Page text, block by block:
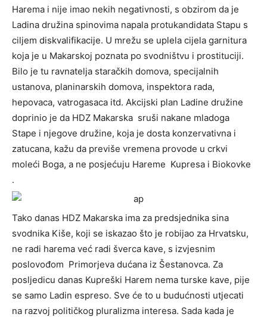
Harema i nije imao nekih negativnosti, s obzirom da je
Ladina družina spinovima napala protukandidata Stapu s
ciljem diskvalifikacije. U mrežu se uplela cijela garnitura
koja je u Makarskoj poznata po svodništvu i prostituciji.
Bilo je tu ravnatelja staračkih domova, specijalnih
ustanova, planinarskih domova, inspektora rada,
hepovaca, vatrogasaca itd. Akcijski plan Ladine družine
doprinio je da HDZ Makarska sruši nakane mladoga
Stape i njegove družine, koja je dosta konzervativna i
zatucana, kažu da previše vremena provode u crkvi
moleći Boga, a ne posjećuju Hareme Kupresa i Biokovke
.
Tako danas HDZ Makarska ima za predsjednika sina
svodnika Kiše, koji se iskazao što je robijao za Hrvatsku,
ne radi harema već radi šverca kave, s izvjesnim
poslovođom Primorjeva dućana iz Šestanovca. Za
posljedicu danas Kupreški Harem nema turske kave, pije
se samo Ladin espreso. Sve će to u budućnosti utjecati
na razvoj političkog pluralizma interesa. Sada kada je